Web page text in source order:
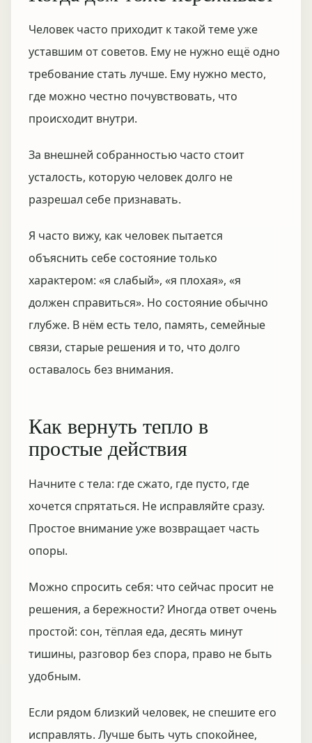
Человек часто приходит к такой теме уже
уставшим от советов. Ему не нужно ещё одно
требование стать лучше. Ему нужно место,
где можно честно почувствовать, что
происходит внутри.
За внешней собранностью часто стоит
усталость, которую человек долго не
разрешал себе признавать.
Я часто вижу, как человек пытается
объяснить себе состояние только
характером: «я слабый», «я плохая», «я
должен справиться». Но состояние обычно
глубже. В нём есть тело, память, семейные
связи, старые решения и то, что долго
оставалось без внимания.
Как вернуть тепло в
простые действия
Начните с тела: где сжато, где пусто, где
хочется спрятаться. Не исправляйте сразу.
Простое внимание уже возвращает часть
опоры.
Можно спросить себя: что сейчас просит не
решения, а бережности? Иногда ответ очень
простой: сон, тёплая еда, десять минут
тишины, разговор без спора, право не быть
удобным.
Если рядом близкий человек, не спешите его
исправлять. Лучше быть чуть спокойнее,